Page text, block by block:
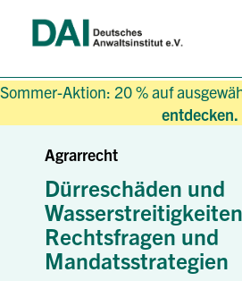
Sommer-Aktion: 20 % auf
entdecken.
Agrarrecht
Dürreschäden und
Rechtsfragen und
Mandatsstrategien